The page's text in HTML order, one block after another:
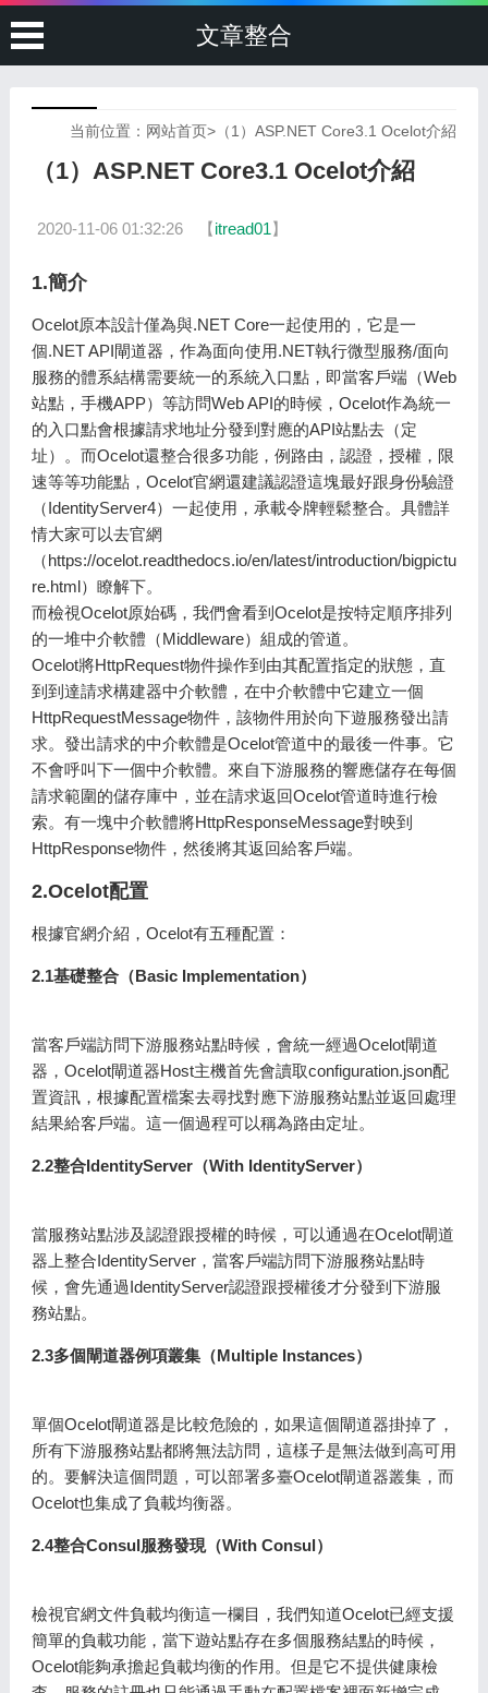
文章整合
当前位置： 网站首页> （1）ASP.NET Core3.1 Ocelot介紹
（1）ASP.NET Core3.1 Ocelot介紹
2020-11-06 01:32:26 【itread01】
1.簡介
Ocelot原本設計僅為與.NET Core一起使用的，它是一
個.NET API閘道器，作為面向使用.NET執行微型服務/面向
服務的體系結構需要統一的系統入口點，即當客戶端（Web
站點，手機APP）等訪問Web API的時候，Ocelot作為統一
的入口點會根據請求地址分發到對應的API站點去（定
址）。而Ocelot還整合很多功能，例路由，認證，授權，限
速等等功能點，Ocelot官網還建議認證這塊最好跟身份驗證
（IdentityServer4）一起使用，承載令牌輕鬆整合。具體詳
情大家可以去官網
（https://ocelot.readthedocs.io/en/latest/introduction/bigpictu
re.html）瞭解下。
而檢視Ocelot原始碼，我們會看到Ocelot是按特定順序排列
的一堆中介軟體（Middleware）組成的管道。
Ocelot將HttpRequest物件操作到由其配置指定的狀態，直
到到達請求構建器中介軟體，在中介軟體中它建立一個
HttpRequestMessage物件，該物件用於向下遊服務發出請
求。發出請求的中介軟體是Ocelot管道中的最後一件事。它
不會呼叫下一個中介軟體。來自下游服務的響應儲存在每個
請求範圍的儲存庫中，並在請求返回Ocelot管道時進行檢
索。有一塊中介軟體將HttpResponseMessage對映到
HttpResponse物件，然後將其返回給客戶端。
2.Ocelot配置
根據官網介紹，Ocelot有五種配置：
2.1基礎整合（Basic Implementation）
當客戶端訪問下游服務站點時候，會統一經過Ocelot閘道
器，Ocelot閘道器Host主機首先會讀取configuration.json配
置資訊，根據配置檔案去尋找對應下游服務站點並返回處理
結果給客戶端。這一個過程可以稱為路由定址。
2.2整合IdentityServer（With IdentityServer）
當服務站點涉及認證跟授權的時候，可以通過在Ocelot閘道
器上整合IdentityServer，當客戶端訪問下游服務站點時
候，會先通過IdentityServer認證跟授權後才分發到下游服
務站點。
2.3多個閘道器例項叢集（Multiple Instances）
單個Ocelot閘道器是比較危險的，如果這個閘道器掛掉了，
所有下游服務站點都將無法訪問，這樣子是無法做到高可用
的。要解決這個問題，可以部署多臺Ocelot閘道器叢集，而
Ocelot也集成了負載均衡器。
2.4整合Consul服務發現（With Consul）
檢視官網文件負載均衡這一欄目，我們知道Ocelot已經支援
簡單的負載功能，當下遊站點存在多個服務結點的時候，
Ocelot能夠承擔起負載均衡的作用。但是它不提供健康檢